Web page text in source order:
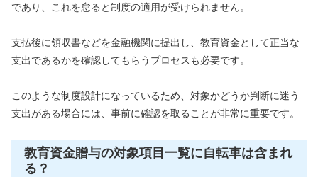
であり、これを怠ると制度の適用が受けられません。
支払後に領収書などを金融機関に提出し、教育資金として正当な
支出であるかを確認してもらうプロセスも必要です。
このような制度設計になっているため、対象かどうか判断に迷う
支出がある場合には、事前に確認を取ることが非常に重要です。
教育資金贈与の対象項目一覧に自転車は含まれ
る？